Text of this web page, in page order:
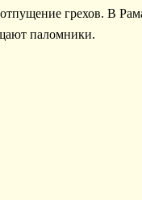
грехов. В
паломники.